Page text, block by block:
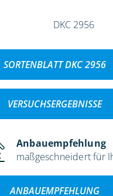
SORTENBLATT DKC 2956
VERSUCHSERGEBNISSE
Anbauempfehlung
maßgeschneidert für
ANBAUEMPFEHLUNG